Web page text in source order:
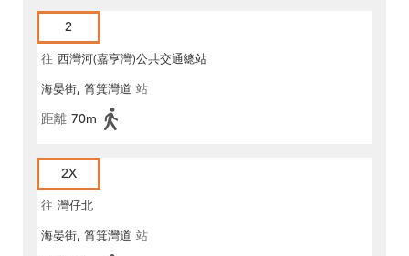
2
往 西灣河(嘉亨灣)公共交通總站
海晏街, 筲箕灣道 站
距離 70m
2X
往 灣仔北
海晏街, 筲箕灣道 站